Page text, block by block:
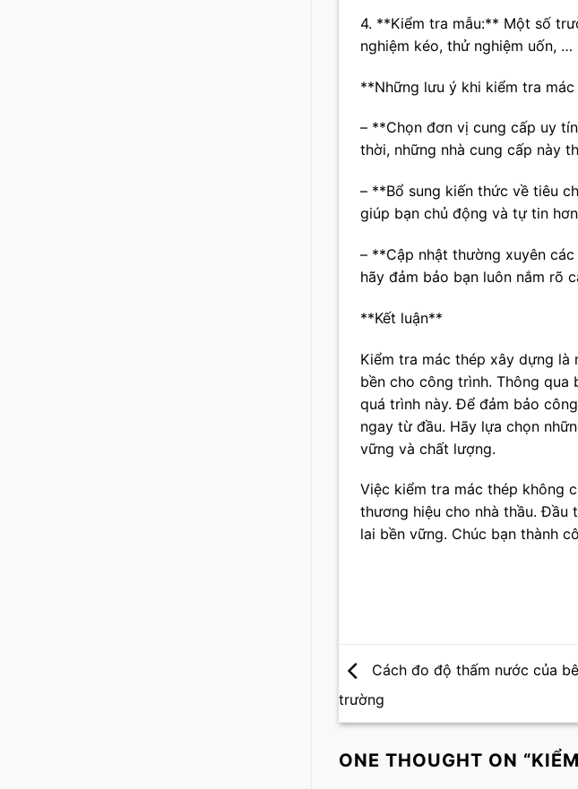
4. **Kiểm tra mẫu:** Một số
nghiệm kéo, thử nghiệm uốn, …
**Những lưu ý khi kiểm tra
– **Chọn đơn vị cung cấp uy
thời, những nhà cung cấp này
– **Bổ sung kiến thức về tiêu
giúp bạn chủ động và tự tin
– **Cập nhật thường xuyên
hãy đảm bảo bạn luôn nắm rõ
**Kết luận**
Kiểm tra mác thép xây dựng
bền cho công trình. Thông
quá trình này. Để đảm bảo
ngay từ đầu. Hãy lựa chọn
vững và chất lượng.
Việc kiểm tra mác thép không
thương hiệu cho nhà thầu.
lai bền vững. Chúc bạn thành
Cách đo độ thấm nước của
trường
ONE THOUGHT ON “